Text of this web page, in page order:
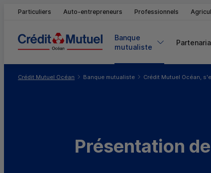
Particuliers Auto-entrepreneurs Professionnels
Banque
mutualiste
Crédit Mutuel Océan Banque mutualiste Crédit Mutuel Océan,
Présentation